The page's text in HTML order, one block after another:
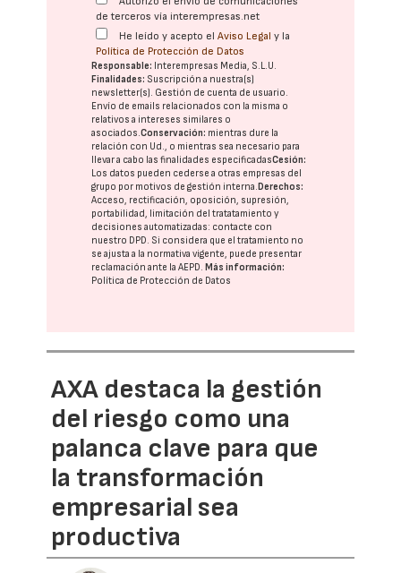
de terceros vía interempresas.net
He leído y acepto elAviso Legal y la
Política de Protección de Datos
Responsable: Interempresas Media, S.L.U.
Finalidades: Suscripción a nuestra(s)
newsletter(s). Gestión de cuenta de usuario.
Envío de emails relacionados con la misma o
relativos a intereses similares o
asociados.Conservación: mientras dure la
relación con Ud., o mientras sea necesario para
llevar a cabo las finalidades especificadasCesión:
Los datos pueden cederse a otras empresas del
grupo por motivos de gestión interna. Derechos:
Acceso, rectificación, oposición, supresión,
portabilidad, limitación del tratatamiento y
decisiones automatizadas: contacte con
nuestro DPD. Si considera que el tratamiento no
se ajusta a la normativa vigente, puede presentar
reclamación ante laAEPD. Más información:
Política de Protección de Datos
AXA destaca la gestión
del riesgo como una
palanca clave para que
la transformación
empresarial sea
productiva